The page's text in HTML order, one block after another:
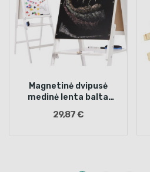
Magnetinė dvipusė
medinė lenta balta
29,87 €